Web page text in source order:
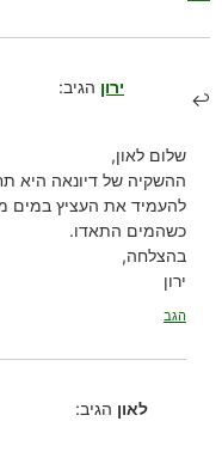
ירון הגיב:
שלום לאון,
ההשקיה של דיונאה היא
כשהמים התאדו.
בהצלחה,
ירון
הגב
לאון הגיב: